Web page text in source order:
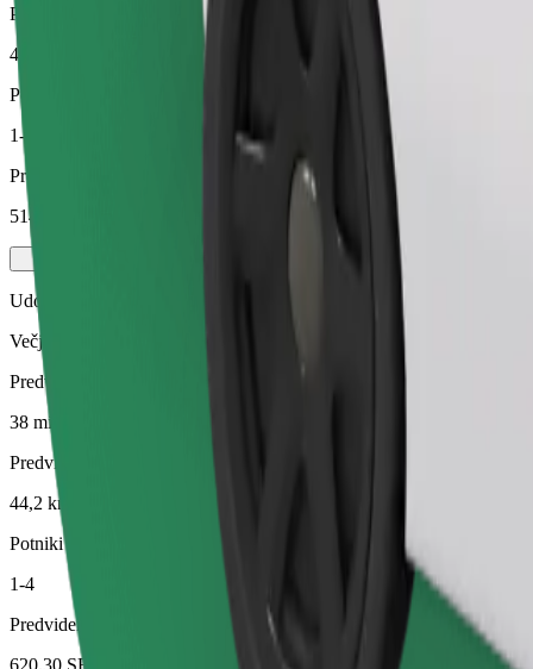
Predvidena razdalja
44,2 km
Potniki
1-3
Predvidena cena
514,00 SEK
Udobje
Večja vozila z več prostora za noge in prtljago
Predviden čas potovanja
38 min
Predvidena razdalja
44,2 km
Potniki
1-4
Predvidena cena